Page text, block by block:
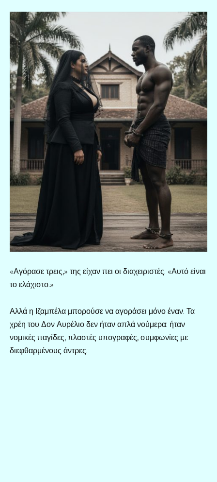
«Αγόρασε τρεις,» της είχαν πει οι διαχειριστές. «Αυτό είναι
το ελάχιστο.»
Αλλά η Ιζαμπέλα μπορούσε να αγοράσει μόνο έναν. Τα
χρέη του Δον Αυρέλιο δεν ήταν απλά νούμερα: ήταν
νομικές παγίδες, πλαστές υπογραφές, συμφωνίες με
διεφθαρμένους άντρες.